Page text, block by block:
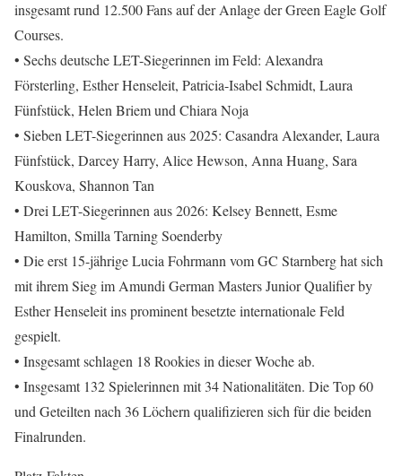
insgesamt rund 12.500 Fans auf der Anlage der Green Eagle Golf
Courses.
• Sechs deutsche LET-Siegerinnen im Feld: Alexandra
Försterling, Esther Henseleit, Patricia-Isabel Schmidt, Laura
Fünfstück, Helen Briem und Chiara Noja
• Sieben LET-Siegerinnen aus 2025: Casandra Alexander, Laura
Fünfstück, Darcey Harry, Alice Hewson, Anna Huang, Sara
Kouskova, Shannon Tan
• Drei LET-Siegerinnen aus 2026: Kelsey Bennett, Esme
Hamilton, Smilla Tarning Soenderby
• Die erst 15-jährige Lucia Fohrmann vom GC Starnberg hat sich
mit ihrem Sieg im Amundi German Masters Junior Qualifier by
Esther Henseleit ins prominent besetzte internationale Feld
gespielt.
• Insgesamt schlagen 18 Rookies in dieser Woche ab.
• Insgesamt 132 Spielerinnen mit 34 Nationalitäten. Die Top 60
und Geteilten nach 36 Löchern qualifizieren sich für die beiden
Finalrunden.